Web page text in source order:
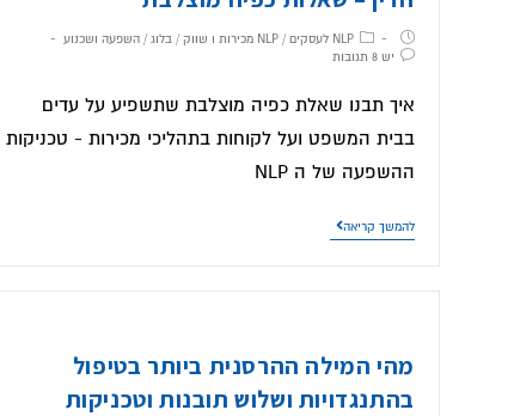
NLP לעסקים /NLP מכירות ו שווק /בלוג /השפעה ושכנוע
יש 8 תגובות
איך תבנו שאלת כפיה מוצלבת שתשפיע על עדים
בבית המשפט ועל לקוחות בתהליכי מכירות - טכניקות
ההשפעה של ה NLP
להמשך קריאה
מהי המילה ההרסנית ביותר בטיפול
בהתנגדויות ושלוש תובנות וטכניקות